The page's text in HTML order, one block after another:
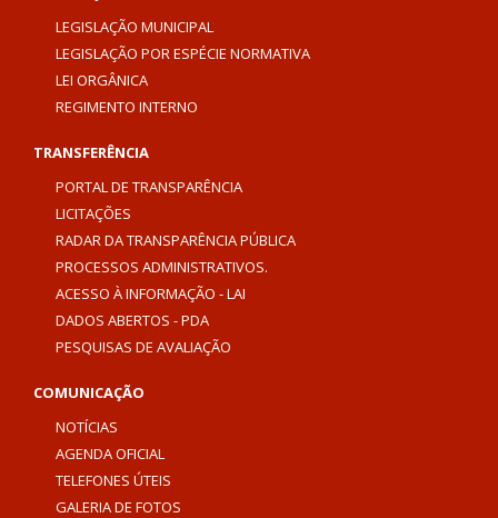
LEGISLAÇÃO MUNICIPAL
LEGISLAÇÃO POR ESPÉCIE NORMATIVA
LEI ORGÂNICA
REGIMENTO INTERNO
TRANSFERÊNCIA
PORTAL DE TRANSPARÊNCIA
LICITAÇÕES
RADAR DA TRANSPARÊNCIA PÚBLICA
PROCESSOS ADMINISTRATIVOS.
ACESSO À INFORMAÇÃO - LAI
DADOS ABERTOS - PDA
PESQUISAS DE AVALIAÇÃO
COMUNICAÇÃO
NOTÍCIAS
AGENDA OFICIAL
TELEFONES ÚTEIS
GALERIA DE FOTOS